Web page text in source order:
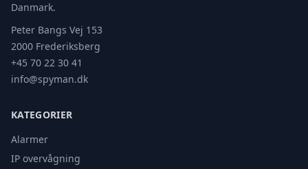
Danmark.
Peter Bangs Vej 153
2000 Frederiksberg
+45 70 22 30 41
info@spyman.dk
KATEGORIER
Alarmer
IP overvågning